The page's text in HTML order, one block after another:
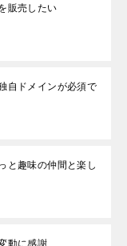
販売したい
自ドメインが必須で
と趣味の仲間と楽し
動に感謝